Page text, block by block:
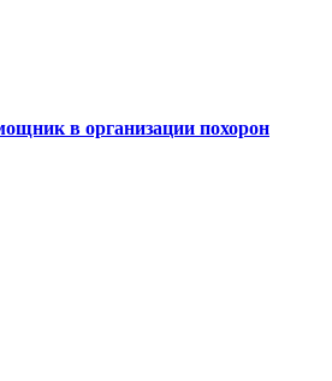
в организации похорон